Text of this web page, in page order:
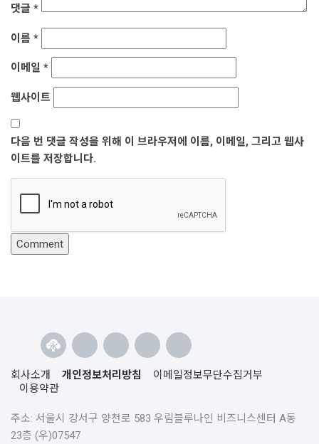
댓글 *
이름 *
이메일 *
웹사이트
다음 번 댓글 작성을 위해 이 브라우저에 이름, 이메일, 그리고 웹사
이트를 저장합니다.
회사소개 개인정보처리방침
이메일정보무단수집거부
이용약관
주소: 서울시 강서구 양천로 583 우림블루나인 비즈니스센터 A동
23층 (우)07547